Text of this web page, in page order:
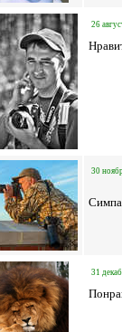
26
30
31